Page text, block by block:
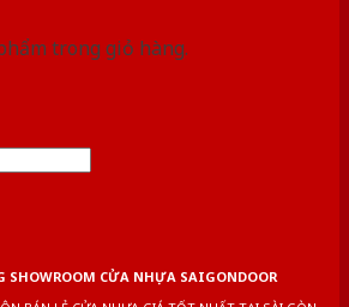
trong giỏ hàng.
SHOWROOM CỬA NHỰA SAIGONDOOR